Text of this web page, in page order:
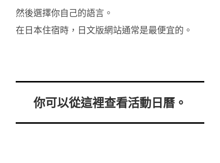
然後選擇你自己的語言。
在日本住宿時，日文版網站通常是最便宜的。
你可以從這裡查看活動日曆。